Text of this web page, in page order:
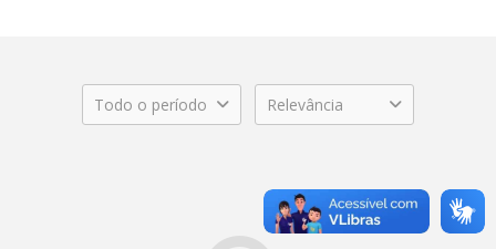
Todo o período Relevância